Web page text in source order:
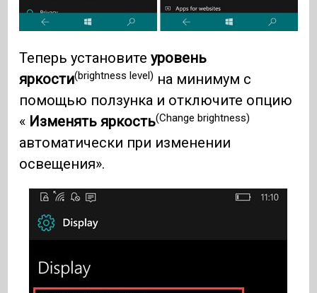
Теперь установитеуровень
яркости(brightness level) на минимум с
помощью ползунка и отключите опцию
« Изменять яркость(Change brightness)
автоматически при изменении
освещения».